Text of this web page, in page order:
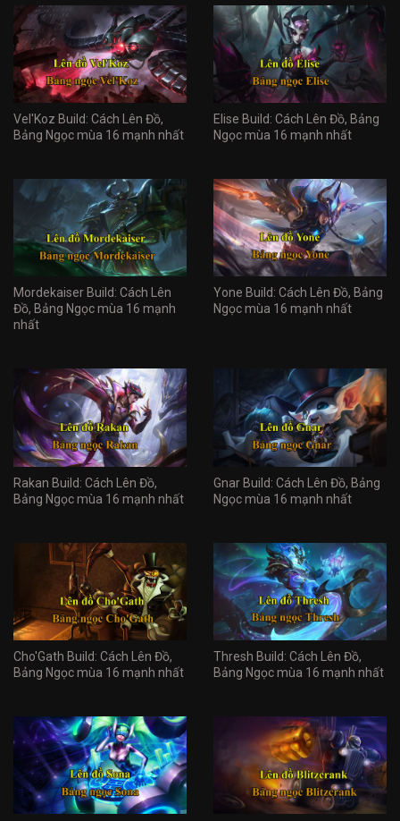
Vel'Koz Build: Cách Lên Đồ,
Bảng Ngọc mùa 16 mạnh nhất
Elise Build: Cách Lên Đồ, Bảng
Ngọc mùa 16 mạnh nhất
Mordekaiser Build: Cách Lên
Đồ, Bảng Ngọc mùa 16 mạnh
nhất
Yone Build: Cách Lên Đồ, Bảng
Ngọc mùa 16 mạnh nhất
Rakan Build: Cách Lên Đồ,
Bảng Ngọc mùa 16 mạnh nhất
Gnar Build: Cách Lên Đồ, Bảng
Ngọc mùa 16 mạnh nhất
Cho'Gath Build: Cách Lên Đồ,
Bảng Ngọc mùa 16 mạnh nhất
Thresh Build: Cách Lên Đồ,
Bảng Ngọc mùa 16 mạnh nhất